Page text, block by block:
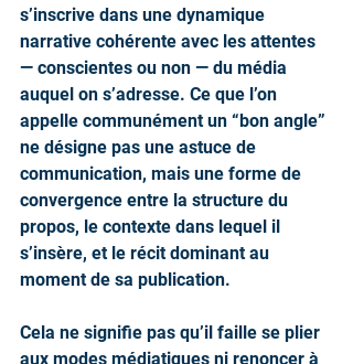
s’inscrive dans une dynamique
narrative cohérente avec les attentes
— conscientes ou non — du média
auquel on s’adresse. Ce que l’on
appelle communément un “bon angle”
ne désigne pas une astuce de
communication, mais une forme de
convergence entre la structure du
propos, le contexte dans lequel il
s’insère, et le récit dominant au
moment de sa publication.
Cela ne signifie pas qu’il faille se plier
aux modes médiatiques ni renoncer à